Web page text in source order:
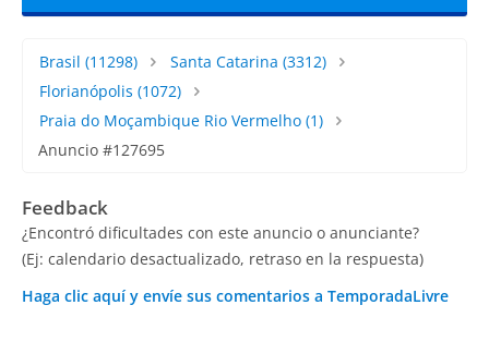
Brasil (11298) Santa Catarina (3312)
Florianópolis (1072)
Praia do Moçambique Rio Vermelho (1)
Anuncio #127695
Feedback
¿Encontró dificultades con este anuncio o anunciante?
(Ej: calendario desactualizado, retraso en la respuesta)
Haga clic aquí y envíe sus comentarios a TemporadaLivre